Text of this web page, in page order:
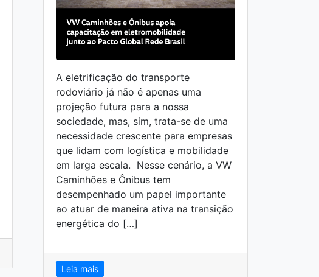
A eletrificação do transporte
rodoviário já não é apenas uma
projeção futura para a nossa
sociedade, mas, sim, trata-se de uma
necessidade crescente para empresas
que lidam com logística e mobilidade
em larga escala. Nesse cenário, a VW
Caminhões e Ônibus tem
desempenhado um papel importante
ao atuar de maneira ativa na transição
energética do […]
Leia mais